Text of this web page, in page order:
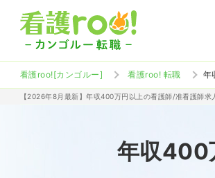
看護roo![カンゴルー] 看護roo! 転職 年
【2026年8月最新】年収400万円以上の看護師/准看護師求
年収400